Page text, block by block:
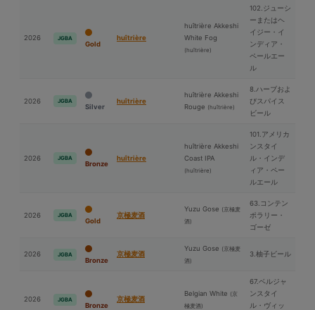
2026 JGBA
Gold
huîtrière
huîtrière Akkeshi
White Fog
(huîtrière)
102.ジューシ
ーまたはヘ
イジー・イ
ンディア・
ペールエー
ル
2026 JGBA
Silver
huîtrière
huîtrière Akkeshi
Rouge (huîtrière)
8.ハーブおよ
びスパイス
ビール
2026 JGBA
Bronze
huîtrière
huîtrière Akkeshi
Coast IPA
(huîtrière)
101.アメリカ
ンスタイ
ル・インデ
ィア・ペー
ルエール
2026 JGBA
Gold
京極⻨酒
Yuzu Gose (京極⻨
酒)
63.コンテン
ポラリー・
ゴーゼ
2026 JGBA
Bronze
京極⻨酒
Yuzu Gose (京極⻨
酒)
3.柚子ビール
2026 JGBA
Bronze
京極⻨酒
Belgian White (京
極⻨酒)
67.ベルジャ
ンスタイ
ル・ヴィッ